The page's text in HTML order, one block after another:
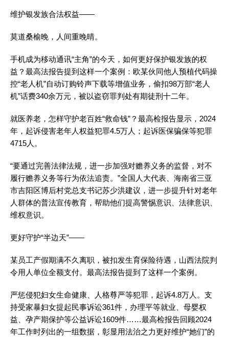
维护银发族合法权益——
莫道桑榆晚，人间重晚晴。
手机成为移动通讯“主角”的今天，如何更好保护银发族的权
益？最高法报告提到这样一个案例：欧某伙同他人预植代码操
控“老人机”自动订购铃声下载等增值业务，偷扣98万部“老人
机”话费340余万元，被以盗窃罪判处有期徒刑十二年。
就医养老，怎样守护老百姓“救命钱”？最高检报告显示，2024
年，起诉侵害老年人权益犯罪4.5万人；起诉医保骗保等犯罪
4715人。
“要通过完善法律法规，进一步加强对赡养义务的监督，对不
履行赡养义务等行为依法追责。”全国人大代表、海南省三亚
市吉阳区博后村党总支书记苏少洪建议，进一步提升针对老年
人群体的普法宣传教育，帮助他们提高警惕意识、法律意识、
维权意识。
更好守护“半边天”——
某员工产假期满不久离职，被扣发生育保险待遇，山西法院判
令用人单位全额支付。最高法报告提到了这样一个案例。
严惩侵犯妇女生命健康、人格尊严等犯罪，起诉4.8万人。支
持受家暴妇女提起民事诉讼361件，办理平等就业、母婴权
益、孕产期保护等公益诉讼1609件……最高检报告回顾2024
年工作时列出的一组数据，彰显用法治之力更好维护“她们”的